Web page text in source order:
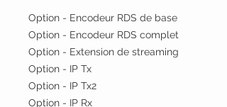
Option - Encodeur RDS de base
Option - Encodeur RDS complet
Option - Extension de streaming
Option - IP Tx
Option - IP Tx2
Option - IP Rx